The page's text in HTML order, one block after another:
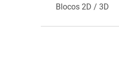
Blocos 2D / 3D